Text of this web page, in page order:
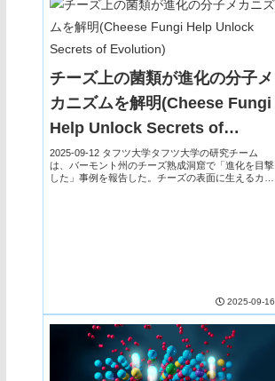
チーズ上の菌類が進化の分子メ
カニズムを解明(Cheese Fungi
Help Unlock Secrets of
Evolution)
2025-09-12 タフツ大学タフツ大学の研究チーム
は、バーモント州のチーズ熟成洞窟で「進化を目撃
した」事例を報告した。チーズの表面に生えるカビ
2025-09-16